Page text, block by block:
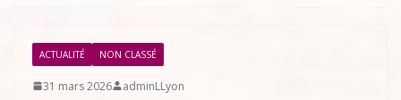
ACTUALITÉ NON CLASSÉ
31 mars 2026 adminLLyon